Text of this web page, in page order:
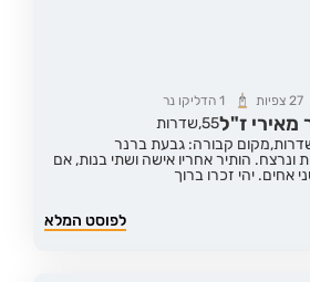
27 צפיות 1הדליקו נר
מאירי ז"ל55, שדרות
מקום קבורה: גבעת ברנר
ונרצח. הותיר אחריו אישה ושתי בנות, אם
אחים. יהי זכרו ברוך
לפוסט המלא